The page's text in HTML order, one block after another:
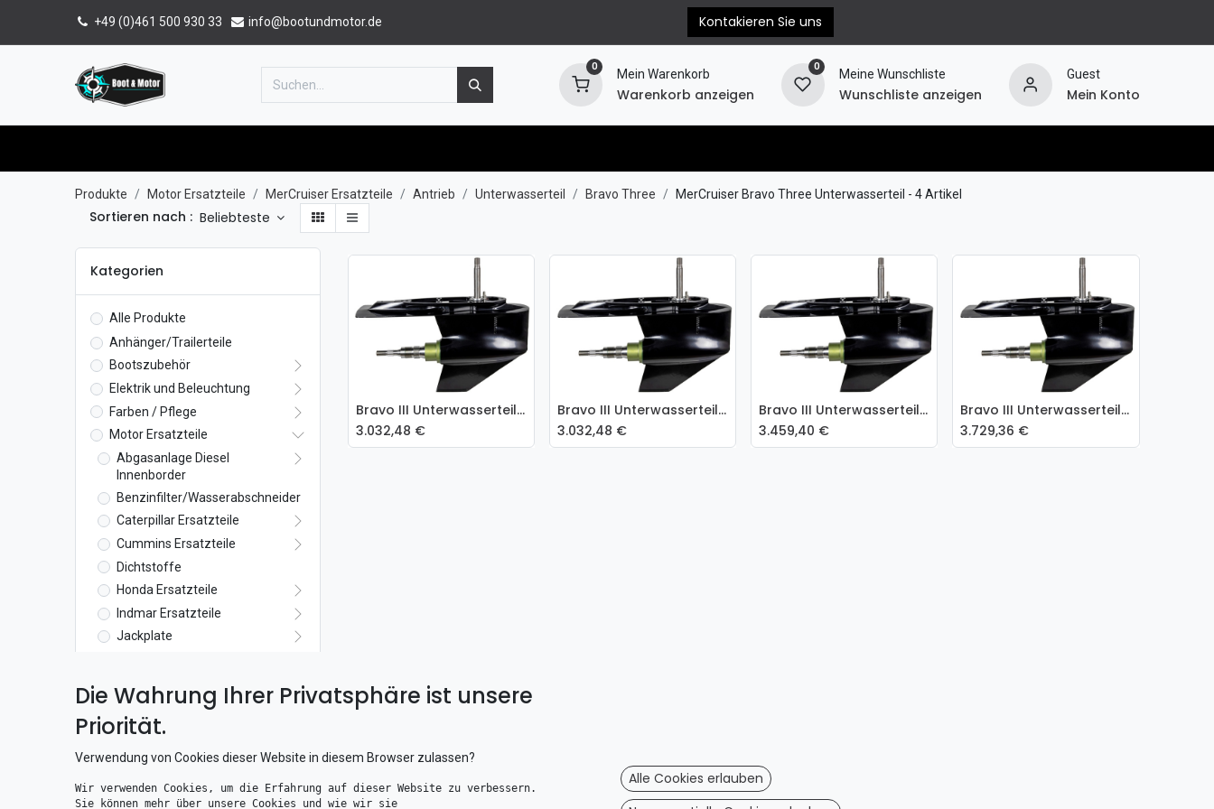
+49 (0)461 500 930 33 info@bootundmotor.de Kontakieren Sie uns
0
Mein Warenkorb
Warenkorb anzeigen
0
Meine Wunschliste
Wunschliste anzeigen
Guest
Mein Konto
Produkte Motor Ersatzteile MerCruiser Ersatzteile Antrieb Unterwasserteil Bravo Three MerCruiser Bravo Three Unterwasserteil - 4 Artikel
Sortieren nach : Beliebteste
Kategorien
Alle Produkte
Anhänger/Trailerteile
Bootszubehör
Elektrik und Beleuchtung
Farben / Pflege
Motor Ersatzteile
Abgasanlage Diesel
Innenborder
Benzinfilter/Wasserabschneider
Caterpillar Ersatzteile
Cummins Ersatzteile
Dichtstoffe
Honda Ersatzteile
Indmar Ersatzteile
Jackplate
Antrieb
Antrieb Dichtsatz
Oberwasserteil
Trimpumpen
In den Warenkorb
Bravo III Unterwasserteil 1.36 & 1.5 8M0046733
3.032,48 €
In den Warenkorb
Bravo III Unterwasserteil 2.43 - 8M0046682
3.032,48 €
In den Warenkorb
Bravo III Unterwasserteil 1.65 8M0046735-DWP
3.459,40 €
In den Warenkorb
Bravo III Unterwasserteil 1.81, 2.00 & 2.20 - 8M0046738-DWP
3.729,36 €
Die Wahrung Ihrer Privatsphäre ist unsere
Priorität.
Verwendung von Cookies dieser Website in diesem Browser zulassen?
Wir verwenden Cookies, um die Erfahrung auf dieser Website zu verbessern.
Sie können mehr über unsere Cookies und wie wir sie
Alle Cookies erlauben